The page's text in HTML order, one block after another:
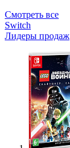
Смотреть все
Switch
Лидеры продаж